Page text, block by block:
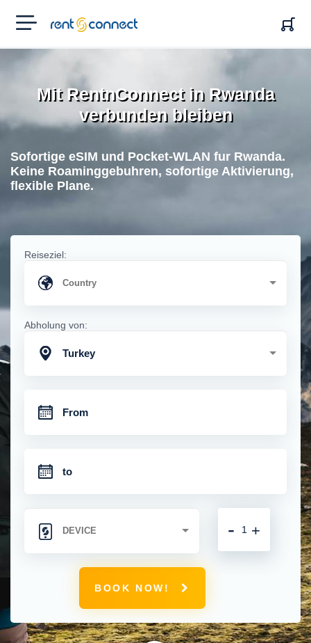
RENT'N
CONNECT
Mit RentnConnect in Rwanda
verbunden bleiben
Sofortige eSIM und Pocket-WLAN fur Rwanda.
Keine Roaminggebuhren, sofortige Aktivierung,
flexible Plane.
Reiseziel:
Abholung von:
Turkey
+
-
BOOK NOW!